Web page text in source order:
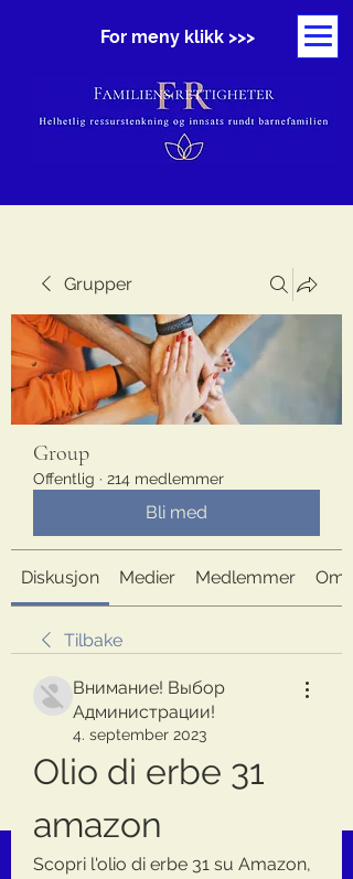
For meny klikk >>>
Grupper
Group
Offentlig · 214 medlemmer
Bli med
Diskusjon Medier Medlemmer Om
Tilbake
Внимание! Выбор
Администрации!
4. september 2023
Olio di erbe 31
amazon
Scopri l'olio di erbe 31 su Amazon,